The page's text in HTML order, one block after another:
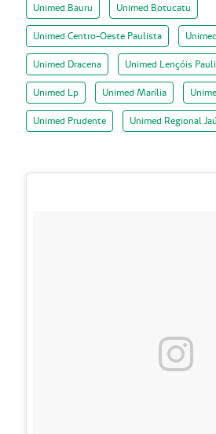
Unimed Bauru Unimed Botucatu
Unimed Centro-Oeste Paulista
Unimed Dracena Unimed Lençóis
Unimed Lp Unimed Marília
Unimed Prudente Unimed Regional Jaú